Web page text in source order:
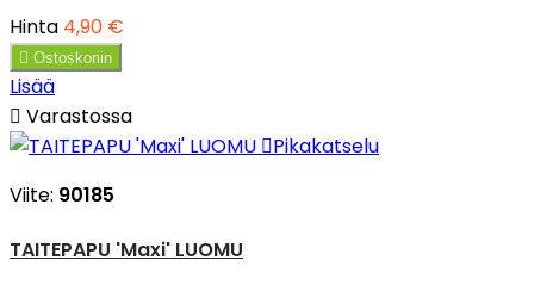
Hinta 4,90 €
 Ostoskoriin
Lisää
 Varastossa
Pikakatselu
Viite: 90185
TAITEPAPU 'Maxi' LUOMU